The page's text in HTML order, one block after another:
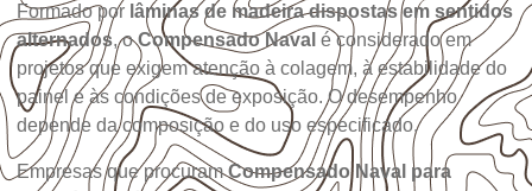
Formado por lâminas de madeira dispostas em sentidos
alternados, oCompensado Naval é considerado em
projetos que exigem atenção à colagem, à estabilidade do
painel e às condições de exposição. O desempenho
depende da composição e do uso especificado.
Empresas que procuramCompensado Naval para